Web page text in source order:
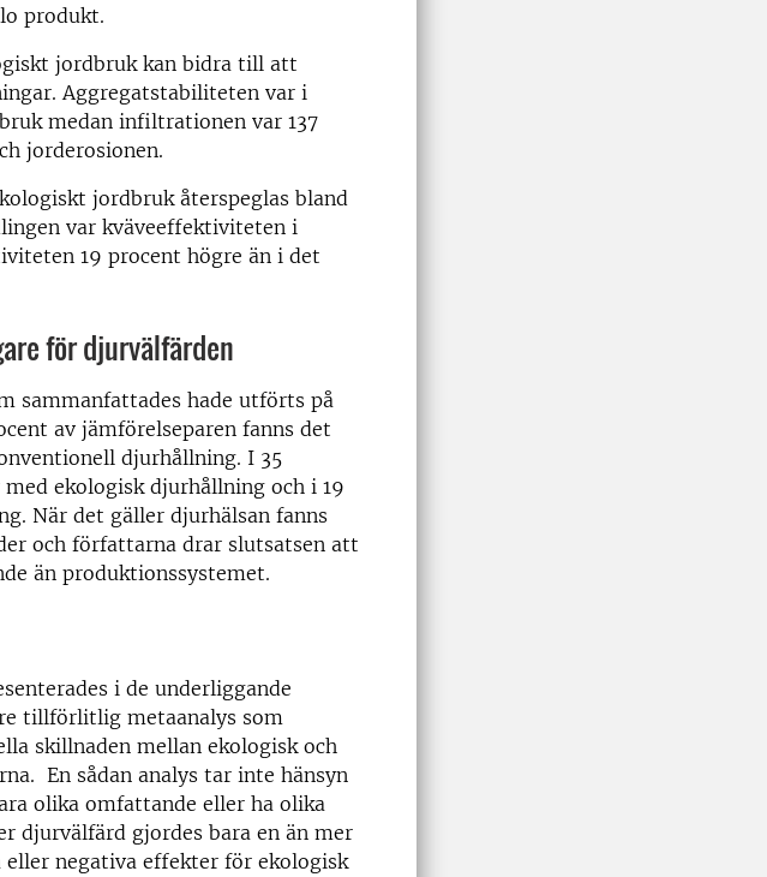
produkt.
jordbruk kan bidra till att
Aggregatstabiliteten var i
medan infiltrationen var 137
jorderosionen.
jordbruk återspeglas bland
var kväveeffektiviteten i
19 procent högre än i det
för djurvälfärden
sammanfattades hade utförts på
av jämförelseparen fanns det
djurhållning. I 35
ekologisk djurhållning och i 19
När det gäller djurhälsan fanns
och författarna drar slutsatsen att
än produktionssystemet.
i de underliggande
tillförlitlig metaanalys som
skillnaden mellan ekologisk och
En sådan analys tar inte hänsyn
olika omfattande eller ha olika
djurvälfärd gjordes bara en än mer
negativa effekter för ekologisk